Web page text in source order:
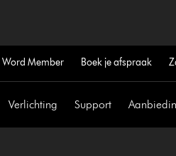
Word Member Boek je afspraak
Verlichting Support